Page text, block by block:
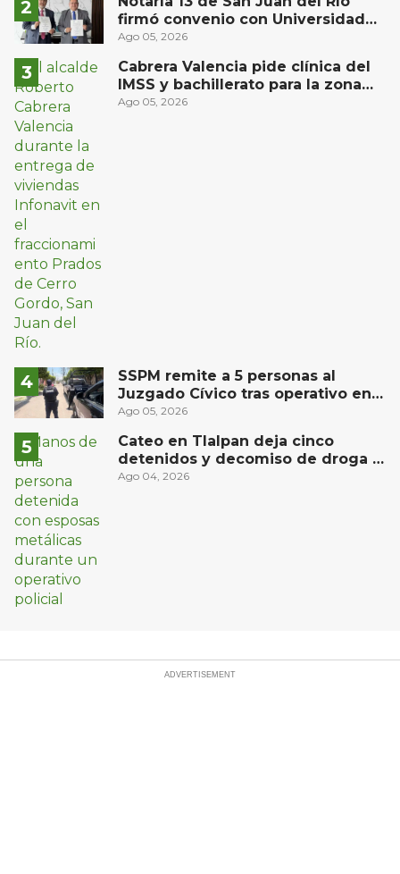
firmó convenio con Universidad
Privada del Bajío para recibir
Ago 05, 2026
Cabrera Valencia pide clínica del
IMSS y bachillerato para la zona
oriente de San Juan del Río
Ago 05, 2026
SSPM remite a 5 personas al
Juzgado Cívico tras operativo en
San Juan del Río
Ago 05, 2026
Cateo en Tlalpan deja cinco
detenidos y decomiso de droga y
un arma
Ago 04, 2026